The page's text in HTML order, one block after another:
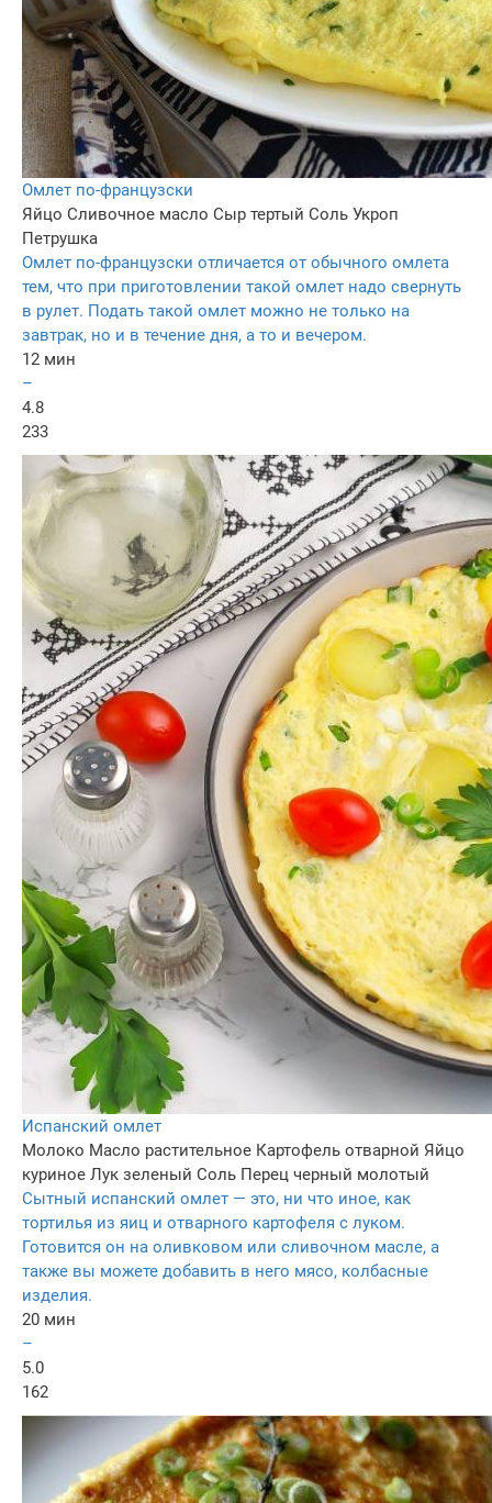
Омлет по-французски
Яйцо Сливочное масло Сыр тертый Соль Укроп
Петрушка
Омлет по-французски отличается от обычного омлета
тем, что при приготовлении такой омлет надо свернуть
в рулет. Подать такой омлет можно не только на
завтрак, но и в течение дня, а то и вечером.
12 мин
–
4.8
233
Испанский омлет
Молоко Масло растительное Картофель отварной Яйцо
куриное Лук зеленый Соль Перец черный молотый
Сытный испанский омлет — это, ни что иное, как
тортилья из яиц и отварного картофеля с луком.
Готовится он на оливковом или сливочном масле, а
также вы можете добавить в него мясо, колбасные
изделия.
20 мин
–
5.0
162